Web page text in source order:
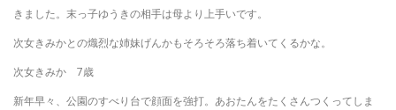
きました。末っ子ゆうきの相手は母より上手いです。
次女きみかとの熾烈な姉妹げんかもそろそろ落ち着いてくるかな。
次女きみか 7歳
新年早々、公園のすべり台で顔面を強打。あおたんをたくさんつくってしま